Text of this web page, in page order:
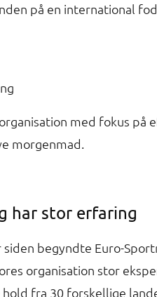
på en international
med fokus
morgenmad.
har stor erfaring
siden begyndte Euro-
organisation stor
hold fra 30 forskellige